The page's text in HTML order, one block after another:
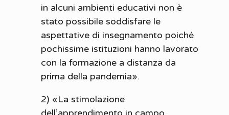
in alcuni ambienti educativi non è
stato possibile soddisfare le
aspettative di insegnamento poiché
pochissime istituzioni hanno lavorato
con la formazione a distanza da
prima della pandemia».
2) «La stimolazione
dell’apprendimento in campo